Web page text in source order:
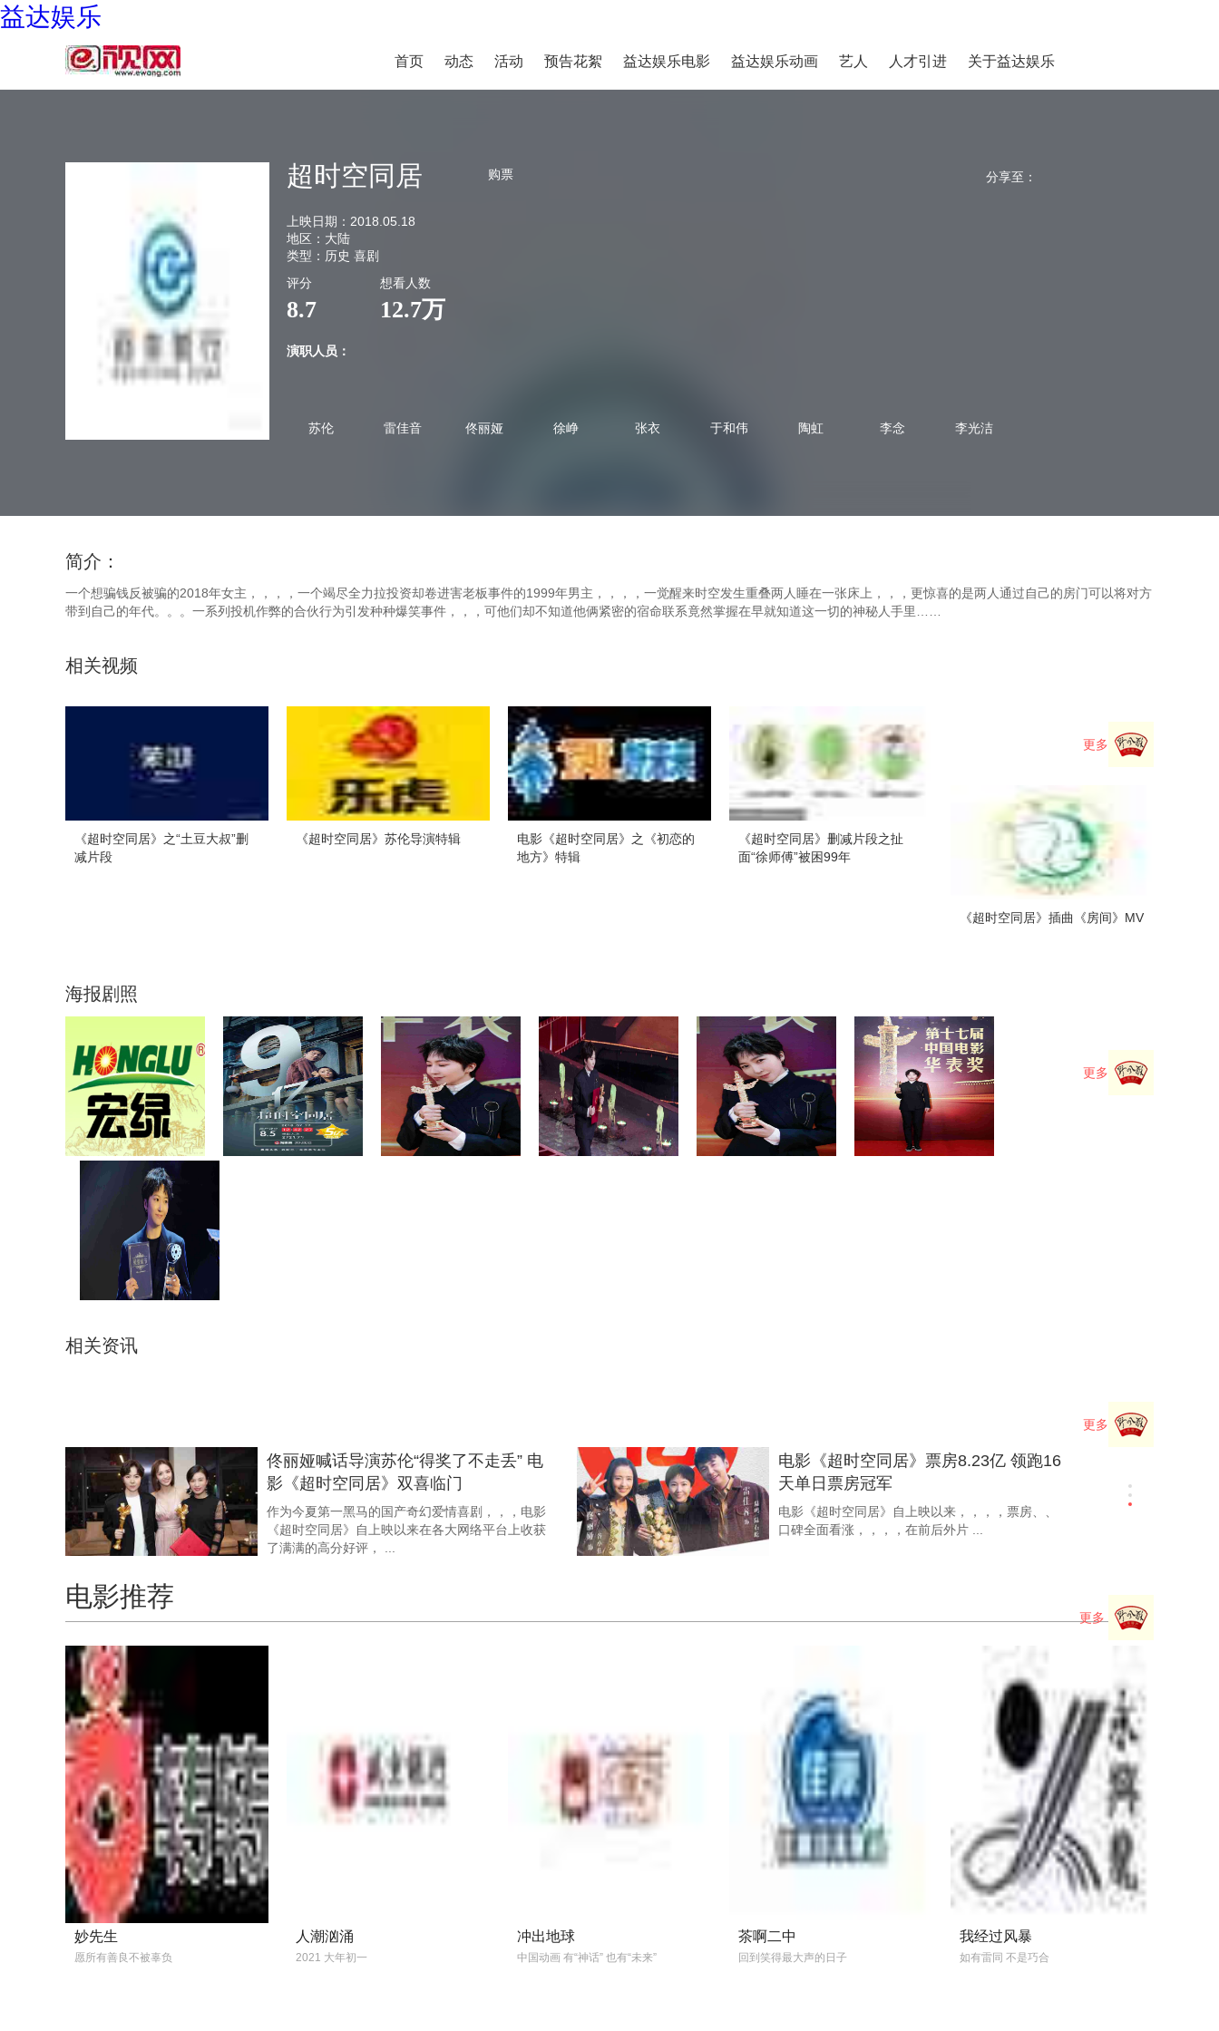
益达娱乐
首页 动态 活动 预告花絮 益达娱乐电影 益达娱乐动画 艺人 人才引进 关于益达娱乐
超时空同居 购票
上映日期： 2018.05.18
地区： 大陆
类型： 历史 喜剧
评分
8.7
想看人数
12.7万
演职人员：
苏伦 雷佳音 佟丽娅 徐峥 张衣 于和伟 陶虹 李念 李光洁
分享至：
简介：
一个想骗钱反被骗的2018年女主，，，，一个竭尽全力拉投资却卷进害老板事件的1999年男主，，，，一觉醒来时空发生重叠两人睡在一张床上，，，更惊喜的是两人通过自己的房门可以将对方
带到自己的年代。。。一系列投机作弊的合伙行为引发种种爆笑事件，，，可他们却不知道他俩紧密的宿命联系竟然掌握在早就知道这一切的神秘人手里……
相关视频
更多
《超时空同居》之“土豆大叔”删
减片段
《超时空同居》苏伦导演特辑
电影《超时空同居》之《初恋的
地方》特辑
《超时空同居》删减片段之扯
面“徐师傅”被困99年
《超时空同居》插曲《房间》MV
海报剧照
更多
相关资讯
更多
佟丽娅喊话导演苏伦“得奖了不走丢” 电
影《超时空同居》双喜临门
作为今夏第一黑马的国产奇幻爱情喜剧，，，电影
《超时空同居》自上映以来在各大网络平台上收获
了满满的高分好评， ...
电影《超时空同居》票房8.23亿 领跑16
天单日票房冠军
电影《超时空同居》自上映以来，，，，票房、、
口碑全面看涨，，，，在前后外片 ...
电影推荐
更多
妙先生
愿所有善良不被辜负
人潮汹涌
2021 大年初一
冲出地球
中国动画 有“神话” 也有“未来”
茶啊二中
回到笑得最大声的日子
我经过风暴
如有雷同 不是巧合